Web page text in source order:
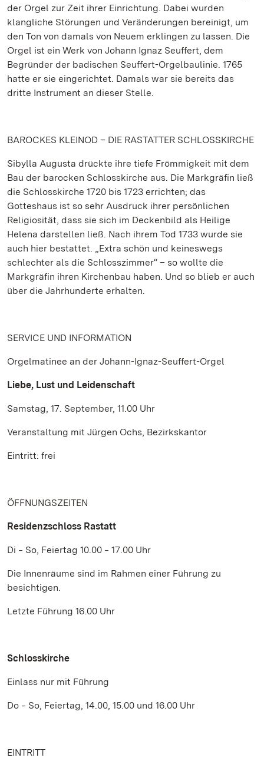
der Orgel zur Zeit ihrer Einrichtung. Dabei wurden
klangliche Störungen und Veränderungen bereinigt, um
den Ton von damals von Neuem erklingen zu lassen. Die
Orgel ist ein Werk von Johann Ignaz Seuffert, dem
Begründer der badischen Seuffert-Orgelbaulinie. 1765
hatte er sie eingerichtet. Damals war sie bereits das
dritte Instrument an dieser Stelle.
BAROCKES KLEINOD – DIE RASTATTER SCHLOSSKIRCHE
Sibylla Augusta drückte ihre tiefe Frömmigkeit mit dem
Bau der barocken Schlosskirche aus. Die Markgräfin ließ
die Schlosskirche 1720 bis 1723 errichten; das
Gotteshaus ist so sehr Ausdruck ihrer persönlichen
Religiosität, dass sie sich im Deckenbild als Heilige
Helena darstellen ließ. Nach ihrem Tod 1733 wurde sie
auch hier bestattet. „Extra schön und keineswegs
schlechter als die Schlosszimmer“ – so wollte die
Markgräfin ihren Kirchenbau haben. Und so blieb er auch
über die Jahrhunderte erhalten.
SERVICE UND INFORMATION
Orgelmatinee an der Johann-Ignaz-Seuffert-Orgel
Liebe, Lust und Leidenschaft
Samstag, 17. September, 11.00 Uhr
Veranstaltung mit Jürgen Ochs, Bezirkskantor
Eintritt: frei
ÖFFNUNGSZEITEN
Residenzschloss Rastatt
Di ‒ So, Feiertag 10.00 ‒ 17.00 Uhr
Die Innenräume sind im Rahmen einer Führung zu
besichtigen.
Letzte Führung 16.00 Uhr
Schlosskirche
Einlass nur mit Führung
Do ‒ So, Feiertag, 14.00, 15.00 und 16.00 Uhr
EINTRITT